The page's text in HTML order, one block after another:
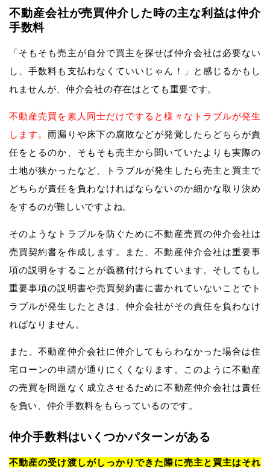
不動産会社が売買仲介した時の主な利益は仲介
手数料
「そもそも売主が自分で買主を探せば仲介会社は必要ない
し、手数料も支払わなくていいじゃん！」と感じるかもし
れませんが、仲介会社の存在はとても重要です。
不動産売買を素人同士だけですると様々なトラブルが発生
します。雨漏りや床下の腐敗などが発覚したらどちらが責
任をとるのか、そもそも売主から聞いていたよりも実際の
土地が狭かったなど、トラブルが発生したら売主と買主で
どちらが責任を負わなければならないのか細かな取り決め
をするのが難しいですよね。
そのようなトラブルを防ぐために不動産売買の仲介会社は
売買契約書を作成します。また、不動産仲介会社は重要事
項の説明をすることが義務付けられています。そしてもし
重要事項の説明書や売買契約書に書かれていないことでト
ラブルが発生したときは、仲介会社がその責任を負わなけ
ればなりません。
また、不動産仲介会社に仲介してもらわなかった場合は住
宅ローンの申請が通りにくくなります。このように不動産
の売買を問題なく成立させるために不動産仲介会社は責任
を負い、仲介手数料をもらっているのです。
仲介手数料はいくつかパターンがある
不動産の受け渡しがしっかりできた際に売主と買主はそれ